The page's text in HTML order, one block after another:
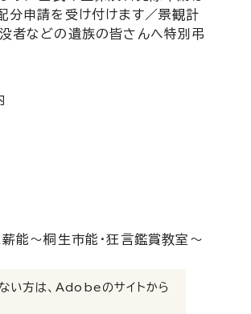
分申請を受け付けます／景観計
者などの遺族の皆さんへ特別弔
能～桐生市能・狂言鑑賞教室～
い方は、Adobeのサイトから